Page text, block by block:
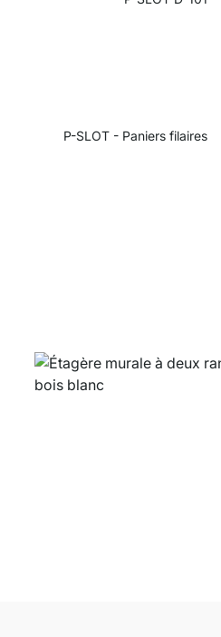
P-SLOT - Paniers filaires